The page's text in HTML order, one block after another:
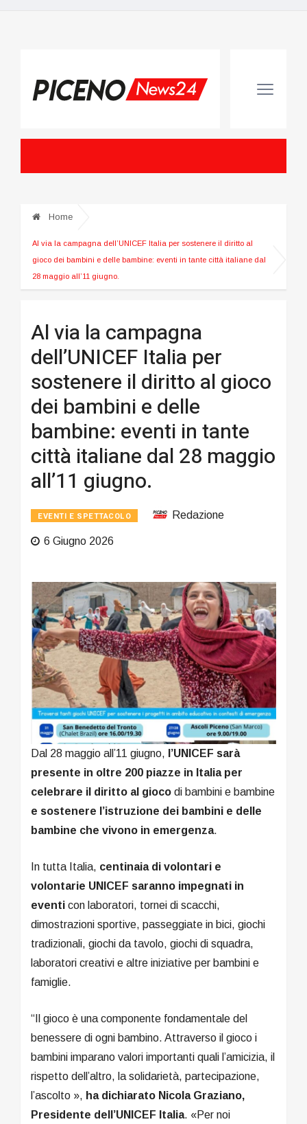
Home
Al via la campagna dell’UNICEF Italia per sostenere il diritto al
gioco dei bambini e delle bambine: eventi in tante città italiane dal
28 maggio all’11 giugno.
Al via la campagna
dell’UNICEF Italia per
sostenere il diritto al gioco
dei bambini e delle
bambine: eventi in tante
città italiane dal 28 maggio
all’11 giugno.
EVENTI E SPETTACOLO Redazione
6 Giugno 2026
Dal 28 maggio all’11 giugno, l’UNICEF sarà
presente in oltre 200 piazze in Italia per
celebrare il diritto al gioco di bambini e bambine
e sostenere l’istruzione dei bambini e delle
bambine che vivono in emergenza.
In tutta Italia, centinaia di volontari e
volontarie UNICEF saranno impegnati in
eventi con laboratori, tornei di scacchi,
dimostrazioni sportive, passeggiate in bici, giochi
tradizionali, giochi da tavolo, giochi di squadra,
laboratori creativi e altre iniziative per bambini e
famiglie.
“Il gioco è una componente fondamentale del
benessere di ogni bambino. Attraverso il gioco i
bambini imparano valori importanti quali l’amicizia, il
rispetto dell’altro, la solidarietà, partecipazione,
l’ascolto », ha dichiarato Nicola Graziano,
Presidente dell’UNICEF Italia. «Per noi